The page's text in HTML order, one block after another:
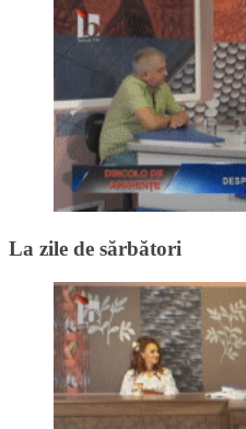
La zile de sărbători